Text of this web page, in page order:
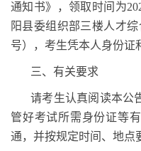
通知书》，领取时间为
阳县委组织部三楼人才
号），考生凭本人身份证
三、有关要求
请考生认真阅读本公
管好考试所需身份证等
通，并按规定时间、地点